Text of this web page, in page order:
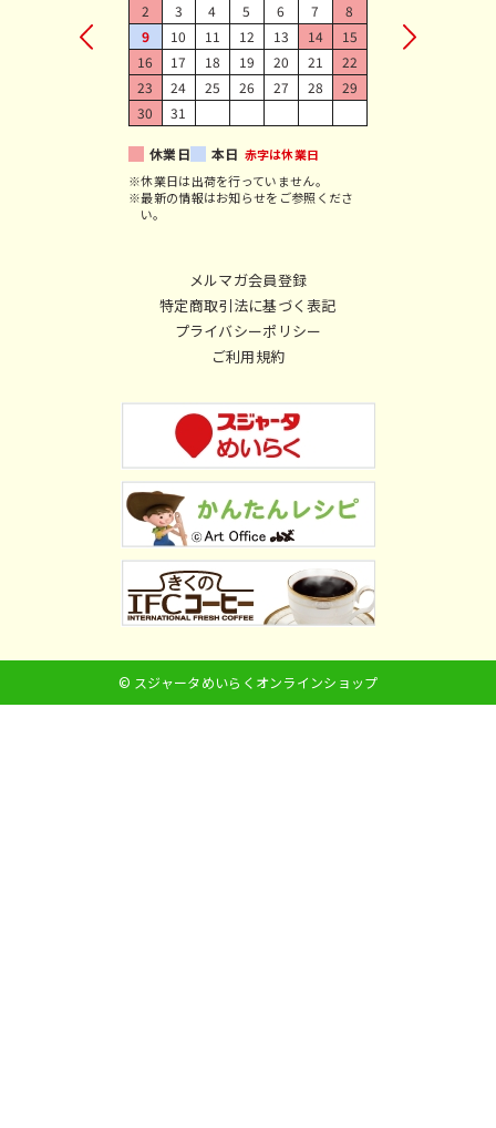
メルマガ会員登録
特定商取引法に基づく表記
プライバシーポリシー
ご利用規約
2
3 4 5 6 7
8
9
10 11 12 13 14
15
16
17 18 19 20 21
22
23
24 25 26 27 28
29
30
31
休業日 本日 赤字は休業日
※休業日は出荷を行っていません。
※最新の情報はお知らせをご参照くださ
い。
© スジャータめいらくオンラインショップ